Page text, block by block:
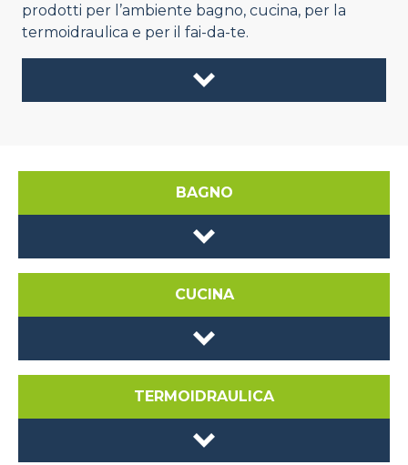
prodotti per l’ambiente bagno, cucina, per la
termoidraulica e per il fai-da-te.
BAGNO
CUCINA
TERMOIDRAULICA